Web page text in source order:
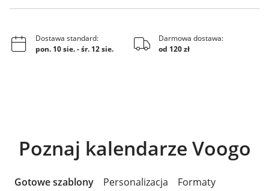
Dostawa standard:
pon. 10 sie.-śr. 12 sie.
Darmowa dostawa:
od 120 zł
Poznaj kalendarze Voogo
Gotowe szablony Personalizacja Formaty